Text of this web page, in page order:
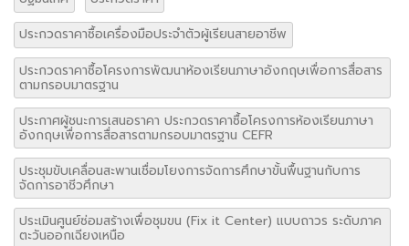
ประกวดราคาซื้อเครื่องมือประจำตัวผู้เรียนสายอาชีพ
ประกวดราคาซื้อโครงการพัฒนาห้องเรียนภาษาอังกฤษเพื่อการสื่อสาร
ตามกรอบมาตรฐาน
ประกาศผู้ชนะการเสนอราคา ประกวดราคาซื้อโครงการห้องเรียนภาษา
อังกฤษเพื่อการสื่อสารตามกรอบมาตรฐาน CEFR
ประชุมขับเคลื่อนสะพานเชื่อมโยงการจัดการศึกษาขั้นพื้นฐานกับการ
จัดการอาชีวศึกษา
ประเมินศูนย์ซ่อมสร้างเพื่อชุมขน (Fix it Center) แบบถาวร ระดับภาค
ตะวันออกเฉียงเหนือ